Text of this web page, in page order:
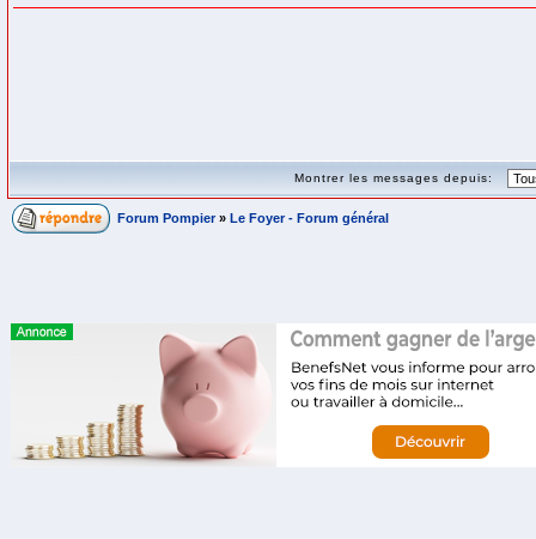
Montrer les messages depuis:
Forum Pompier » Le Foyer - Forum général